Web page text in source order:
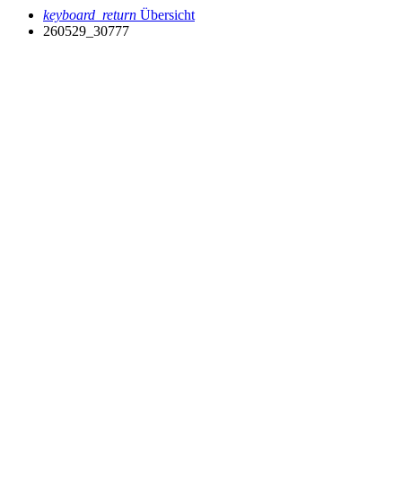
keyboard_return Übersicht
260529_30777